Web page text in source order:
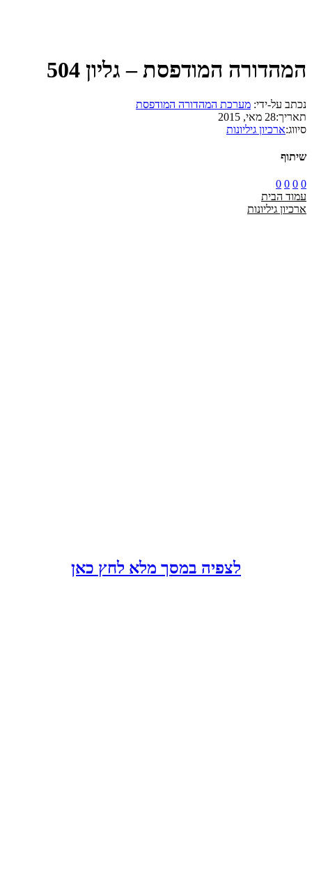
המהדורה המודפסת – גליון 504
נכתב על-ידי: מערכת המהדורה המודפסת
תאריך:28 מאי, 2015
סיווג:ארכיון גיליונות
שיתוף
0
0
0
0
עמוד הבית
ארכיון גיליונות
לצפיה במסך מלא לחץ כאן